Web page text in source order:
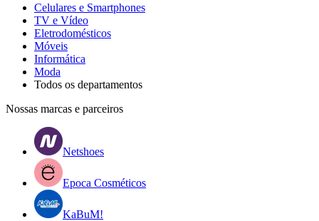
Celulares e Smartphones
TV e Vídeo
Eletrodomésticos
Móveis
Informática
Moda
Todos os departamentos
Nossas marcas e parceiros
Netshoes
Epoca Cosméticos
KaBuM!